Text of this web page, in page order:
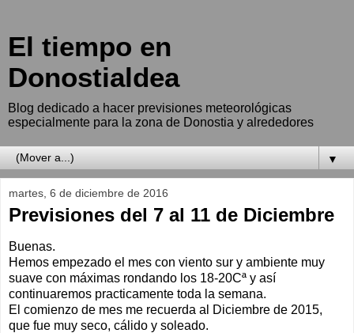
El tiempo en
Donostialdea
Blog dedicado a hacer previsiones meteorológicas
especialmente para la zona de Donostia y alrededores
▼
martes, 6 de diciembre de 2016
Previsiones del 7 al 11 de Diciembre
Buenas.
Hemos empezado el mes con viento sur y ambiente muy
suave con máximas rondando los 18-20Cª y así
continuaremos practicamente toda la semana.
El comienzo de mes me recuerda al Diciembre de 2015,
que fue muy seco, cálido y soleado.